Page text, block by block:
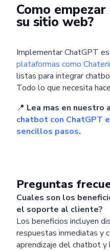
Como
su sitio web?
Implementar ChatGPT
plataformas como
listas para integrar
Todo lo que necesita
📍 Lea mas en nuestro
chatbot con ChatGPT
sencillos pasos.
Preguntas
Cuales son los
el soporte al cliente?
Los beneficios incluyen
respuestas inmediatas y
aprendizaje del chatbot